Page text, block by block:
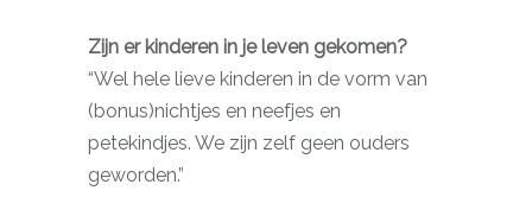
Zijn er kinderen in je leven gekomen?
“Wel hele lieve kinderen in de vorm van
(bonus)nichtjes en neefjes en
petekindjes. We zijn zelf geen ouders
geworden.”